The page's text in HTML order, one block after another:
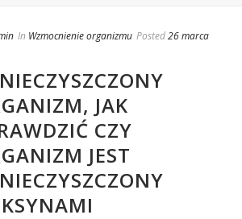
In Wzmocnienie organizmu Posted26 marca
JAK
CZY
JEST